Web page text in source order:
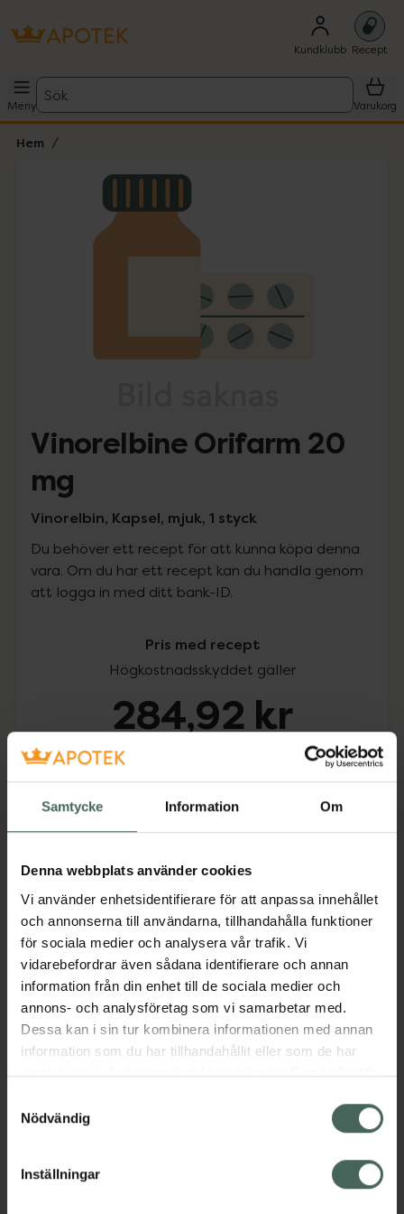
Samtycke Information Om
Denna webbplats använder cookies
Vi använder enhetsidentifierare för att anpassa innehållet
och annonserna till användarna, tillhandahålla funktioner
för sociala medier och analysera vår trafik. Vi
vidarebefordrar även sådana identifierare och annan
information från din enhet till de sociala medier och
annons- och analysföretag som vi samarbetar med.
Dessa kan i sin tur kombinera informationen med annan
information som du har tillhandahållit eller som de har
samlat in när du har använt deras tjänster. Samtycke till
återkalla ditt samtycke via webbplatsens
cookieinställningar. Ett återkallat samtycke påverkar inte
lagligheten av behandling som skett innan återkallelsen.
Nödvändig
Inställningar
Kundklubb Recept
Meny
Sök
Varukorg
Hem
Lista: . Innehåller 1 objekt.
Vinorelbine Orifarm 20
mg
Vinorelbin, Kapsel, mjuk, 1 styck
Du behöver ett recept för att kunna köpa denna
vara. Om du har ett recept kan du handla genom
att logga in med ditt bank-ID.
Pris med recept
Högkostnadsskyddet gäller
284,92 kr
Köp via ditt recept
Aktuella erbjudanden
Beskrivning Dölj
Läs alltid bipacksedeln innan
användning.
EAN:05711313000407
Bipacksedel från FASS Visa